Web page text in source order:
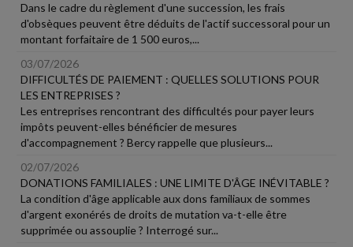
Dans le cadre du règlement d'une succession, les frais
d'obsèques peuvent être déduits de l'actif successoral pour un
montant forfaitaire de 1 500 euros,...
03/07/2026
DIFFICULTÉS DE PAIEMENT : QUELLES SOLUTIONS POUR
LES ENTREPRISES ?
Les entreprises rencontrant des difficultés pour payer leurs
impôts peuvent-elles bénéficier de mesures
d'accompagnement ? Bercy rappelle que plusieurs...
02/07/2026
DONATIONS FAMILIALES : UNE LIMITE D'ÂGE INÉVITABLE ?
La condition d'âge applicable aux dons familiaux de sommes
d'argent exonérés de droits de mutation va-t-elle être
supprimée ou assouplie ? Interrogé sur...